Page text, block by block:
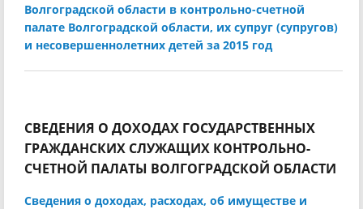
Волгоградской области в контрольно-счетной
палате Волгоградской области, их супруг (супругов)
и несовершеннолетних детей за 2015 год
СВЕДЕНИЯ О ДОХОДАХ ГОСУДАРСТВЕННЫХ
ГРАЖДАНСКИХ СЛУЖАЩИХ КОНТРОЛЬНО-
СЧЕТНОЙ ПАЛАТЫ ВОЛГОГРАДСКОЙ ОБЛАСТИ
Сведения о доходах, расходах, об имуществе и